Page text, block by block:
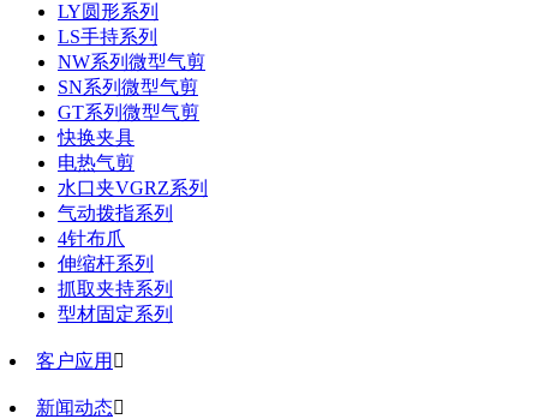
LY圆形系列
LS手持系列
NW系列微型气剪
SN系列微型气剪
GT系列微型气剪
快换夹具
电热气剪
水口夹VGRZ系列
气动拨指系列
4针布爪
伸缩杆系列
抓取夹持系列
型材固定系列
客户应用 
新闻动态